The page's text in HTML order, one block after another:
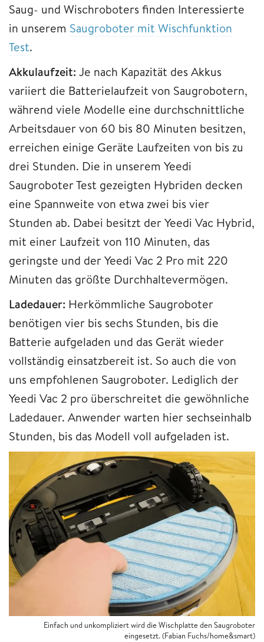
Saug- und Wischroboters finden Interessierte
in unserem Saugroboter mit Wischfunktion
Test.
Akkulaufzeit: Je nach Kapazität des Akkus
variiert die Batterielaufzeit von Saugrobotern,
während viele Modelle eine durchschnittliche
Arbeitsdauer von 60 bis 80 Minuten besitzen,
erreichen einige Geräte Laufzeiten von bis zu
drei Stunden. Die in unserem Yeedi
Saugroboter Test gezeigten Hybriden decken
eine Spannweite von etwa zwei bis vier
Stunden ab. Dabei besitzt der Yeedi Vac Hybrid,
mit einer Laufzeit von 110 Minuten, das
geringste und der Yeedi Vac 2 Pro mit 220
Minuten das größte Durchhaltevermögen.
Ladedauer: Herkömmliche Saugroboter
benötigen vier bis sechs Stunden, bis die
Batterie aufgeladen und das Gerät wieder
vollständig einsatzbereit ist. So auch die von
uns empfohlenen Saugroboter. Lediglich der
Yeedi Vac 2 pro überschreitet die gewöhnliche
Ladedauer. Anwender warten hier sechseinhalb
Stunden, bis das Modell voll aufgeladen ist.
Einfach und unkompliziert wird die Wischplatte den Saugroboter
eingesetzt. (Fabian Fuchs/home&smart)